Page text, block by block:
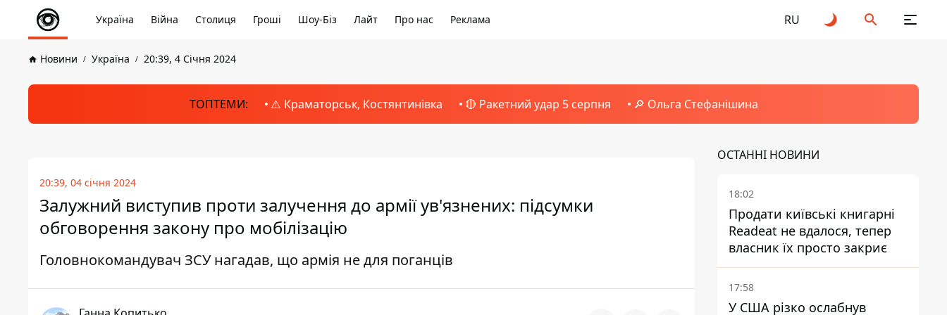
Україна Війна Столиця Гроші Шоу-Біз Лайт Про нас Реклама RU
Новини Україна 20:39, 4 Січня 2024
ТОПТЕМИ: ⚠️ Краматорськ, Костянтинівка 🔴 Ракетний удар 5 серпня 🔎 Ольга Стефанішина
20:39, 04 січня 2024
Залужний виступив проти залучення до армії ув'язнених: підсумки
обговорення закону про мобілізацію
Головнокомандувач ЗСУ нагадав, що армія не для поганців
ОСТАННІ НОВИНИ
18:02
Продати київські книгарні
Readeat не вдалося, тепер
власник їх просто закриє
17:58
У США різко ослабнув